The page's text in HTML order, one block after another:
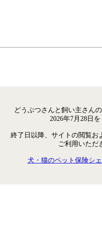
どうぶつさんと飼い主さん
2026年7月28日
終了日以降、サイトの閲覧お
ご利用いただ
犬・猫のペット保険シ